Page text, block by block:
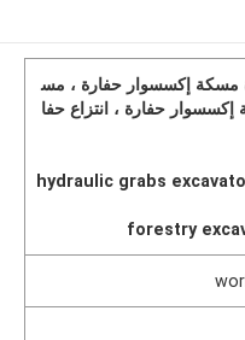
مسكة إكسسوار حفارة ، مس
إكسسوار حفارة ، انتزاع حفا
hydraulic grabs
forestry